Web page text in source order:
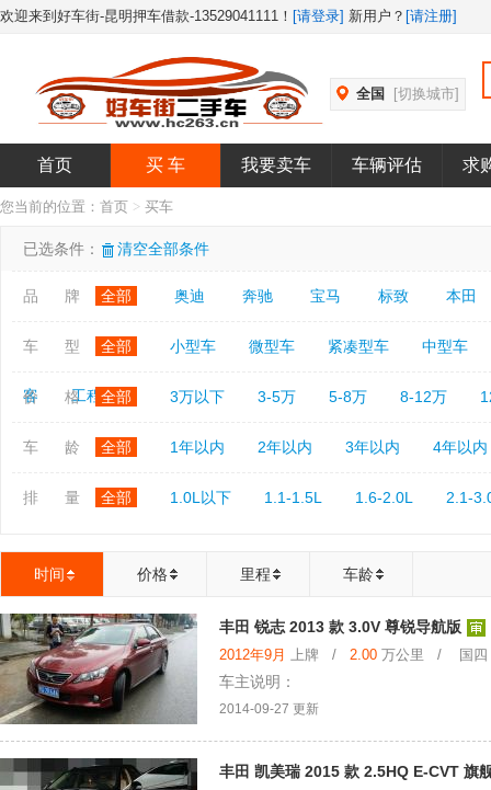
欢迎来到好车街-昆明押车借款-13529041111！ [请登录] 新用户？ [请注册]
全国 [切换城市]
首页 买 车 我要卖车 车辆评估 求
您当前的位置： 首页 > 买车
已选条件： 清空全部条件
品 牌 全部 奥迪 奔驰 宝马 标致 本田
车 型 全部 小型车 微型车 紧凑型车 中型车
客 工程车
价 格 全部 3万以下 3-5万 5-8万 8-12万
车 龄 全部 1年以内 2年以内 3年以内 4年以内
排 量 全部 1.0L以下 1.1-1.5L 1.6-2.0L 2.1-
时间 价格 里程 车龄
丰田 锐志 2013 款 3.0V 尊锐导航版
2012年9月 上牌 / 2.00 万公里 / 国四
车主说明：
2014-09-27 更新
丰田 凯美瑞 2015 款 2.5HQ E-CVT 旗